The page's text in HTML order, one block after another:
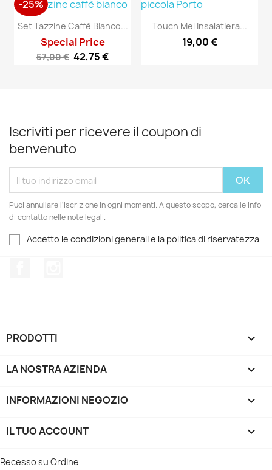
Set Tazzine Caffè Bianco...
Special Price
57,00 € 42,75 €
-25%
Touch Mel Insalatiera...
19,00 €
Iscriviti per ricevere il coupon di
benvenuto
Puoi annullare l'iscrizione in ogni momenti. A questo scopo, cerca le info
di contatto nelle note legali.
Accetto le condizioni generali e la politica di riservatezza
PRODOTTI 
LA NOSTRA AZIENDA 
INFORMAZIONI NEGOZIO keyboard_arrow_down
IL TUO ACCOUNT 
Recesso su Ordine